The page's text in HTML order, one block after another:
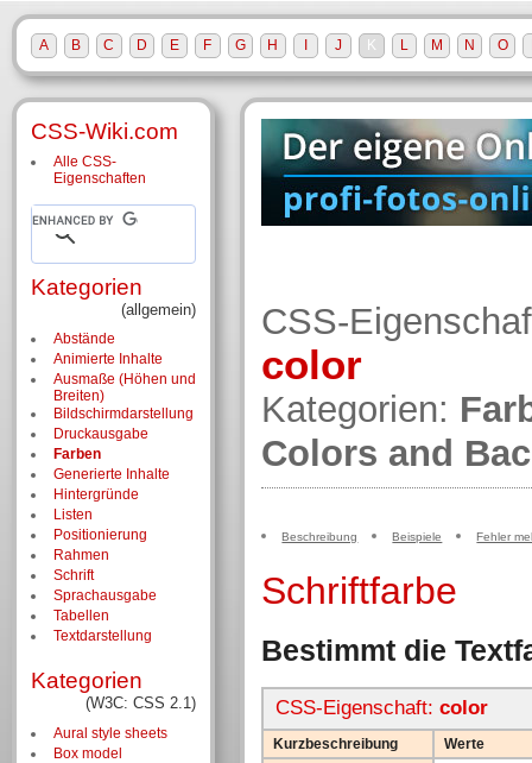
CSS-
color
Kategorien:
Colors and
Beschreibung Beispiele Fehler
Schriftfarbe
Bestimmt die
CSS-Eigenschaft: color
Kurzbeschreibung
Werte
CSS-Wiki.com
Alle CSS-
Eigenschaften
Kategorien
(allgemein)
Abstände
Animierte Inhalte
Ausmaße (Höhen und
Breiten)
Bildschirm­darstellung
Druckausgabe
Farben
Generierte Inhalte
Hintergründe
Listen
Positionierung
Rahmen
Schrift
Sprachausgabe
Tabellen
Textdarstellung
Kategorien
(W3C: CSS 2.1)
Aural style sheets
Box model
A B C D E F G H J K L M N O